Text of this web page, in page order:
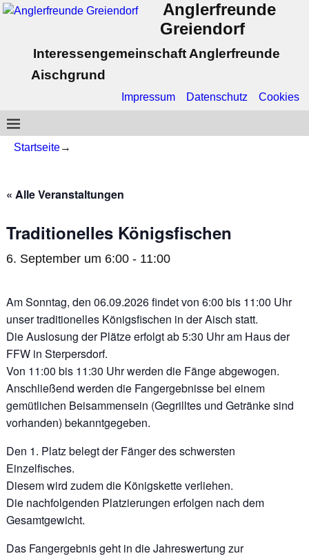
Anglerfreunde
Greiendorf
Interessengemeinschaft Anglerfreunde
Aischgrund
Impressum Datenschutz Cookies
Startseite→
« Alle Veranstaltungen
Traditionelles Königsfischen
6. September um 6:00- 11:00
Am Sonntag, den 06.09.2026 findet von 6:00 bis 11:00 Uhr
unser traditionelles Königsfischen in der Aisch statt.
Die Auslosung der Plätze erfolgt ab 5:30 Uhr am Haus der
FFW in Sterpersdorf.
Von 11:00 bis 11:30 Uhr werden die Fänge abgewogen.
Anschließend werden die Fangergebnisse bei einem
gemütlichen Beisammensein (Gegrilltes und Getränke sind
vorhanden) bekanntgegeben.
Den 1. Platz belegt der Fänger des schwersten
Einzelfisches.
Diesem wird zudem die Königskette verliehen.
Die nachfolgenden Platzierungen erfolgen nach dem
Gesamtgewicht.
Das Fangergebnis geht in die Jahreswertung zur